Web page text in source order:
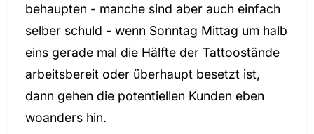
behaupten - manche sind aber auch einfach
selber schuld - wenn Sonntag Mittag um halb
eins gerade mal die Hälfte der Tattoostände
arbeitsbereit oder überhaupt besetzt ist,
dann gehen die potentiellen Kunden eben
woanders hin.